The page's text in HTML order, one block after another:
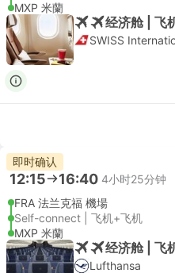
MXP 米蘭
经济舱 | 飞
SWISS
即时确认
12:15 16:40 4小时25分钟
FRA 法兰克福 機場
Self-connect | 飞机+飞机
MXP 米蘭
经济舱 | 飞
Lufthansa